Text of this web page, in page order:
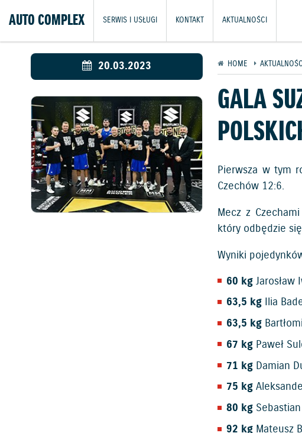
AUTO COMPLEX SERWIS I USŁUGI KONTAKT AKTUALNOŚCI
20.03.2023 HOME
GALA
Pierwsza w tym
Czechów 12:6.
Mecz z
który odbędzie
Wyniki
60 kgJarosław
63,5 kgIlia
63,5 kg
67 kgPaweł
71 kgDamian
75 kg
80 kgSebastian
92 kgMateusz